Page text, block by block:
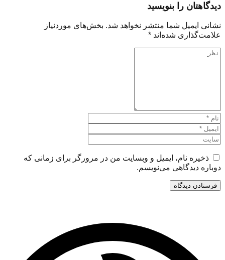
دیدگاهتان را بنویسید
نشانی ایمیل شما منتشر نخواهد شد. بخش‌های موردنیاز
علامت‌گذاری شده‌اند *
ذخیره نام، ایمیل و وبسایت من در مرورگر برای زمانی که
دوباره دیدگاهی می‌نویسم.